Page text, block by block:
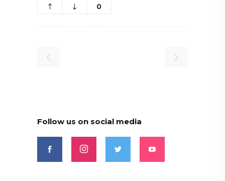
0
Follow us on social media